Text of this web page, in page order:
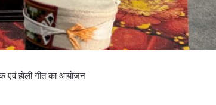
एवं होली गीत का आयोजन